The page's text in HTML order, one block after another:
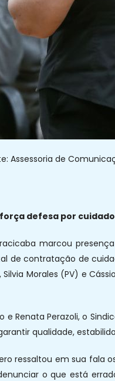
Assessoria de
defesa por
marcou
de contratação de
Morales (PV) e
e Renata Perazoli, o
qualidade,
ressaltou em sua fala
o que está